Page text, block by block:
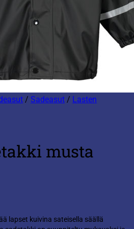
/ Sadeasut / Lasten
musta
lapset kuivina sateisella säällä